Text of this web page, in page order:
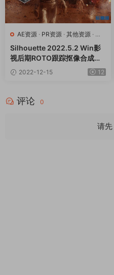
AE资源 · PR资源 · 其他资源 · 达
Silhouette 2022.5.2 Win影
视后期ROTO跟踪抠像合成软
件AE/PR/达芬奇/VEGAS/OF
X插件
2022-12-15 12
评论 0
请先